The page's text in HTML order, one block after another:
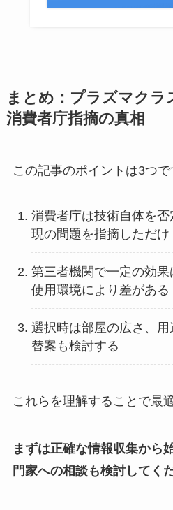
まとめ：プラズマクラ
消費者庁指摘の真相
この記事のポイントは3つで
消費者庁は技術自体を
現の問題を指摘しただけ
第三者機関で一定の効果
使用環境により差がある
選択時は部屋の広さ、
替案も検討する
これらを理解することで最
まずは正確な情報収集から
門家への相談も検討してく